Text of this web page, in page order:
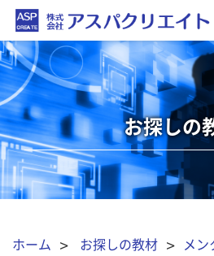
お探しの
ホーム > お探しの教材 > メン